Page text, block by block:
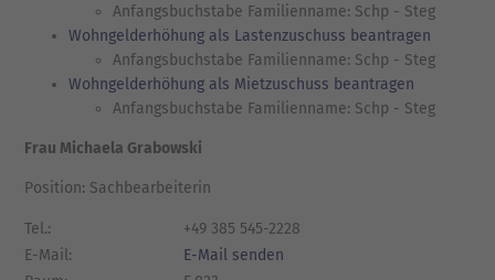
Anfangsbuchstabe Familienname: Schp - Steg
Wohngelderhöhung als Lastenzuschuss beantragen
Anfangsbuchstabe Familienname: Schp - Steg
Wohngelderhöhung als Mietzuschuss beantragen
Anfangsbuchstabe Familienname: Schp - Steg
Frau Michaela Grabowski
Position: Sachbearbeiterin
Tel.:
+49 385 545-2228
E-Mail:
E-Mail senden